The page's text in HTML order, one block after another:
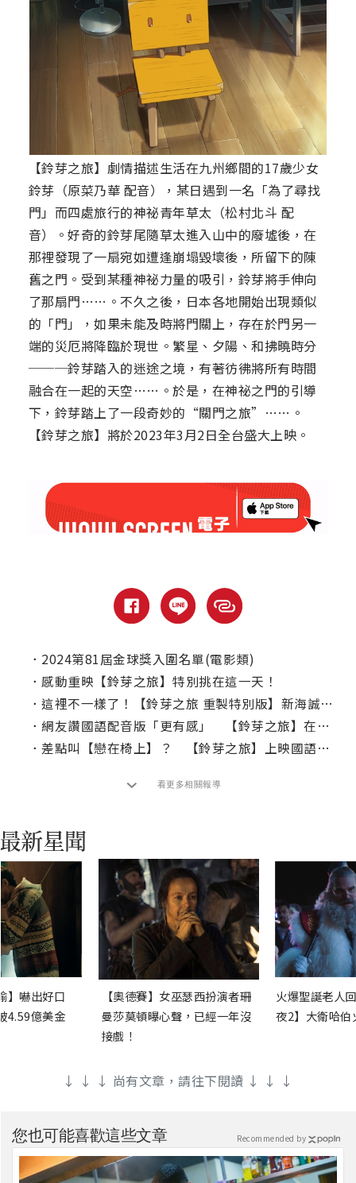
【鈴芽之旅】劇情描述生活在九州鄉間的17歲少女
鈴芽（原菜乃華 配音），某日遇到一名「為了尋找
門」而四處旅行的神祕青年草太（松村北斗 配
音）。好奇的鈴芽尾隨草太進入山中的廢墟後，在
那裡發現了一扇宛如遭逢崩塌毀壞後，所留下的陳
舊之門。受到某種神祕力量的吸引，鈴芽將手伸向
了那扇門……。不久之後，日本各地開始出現類似
的「門」，如果未能及時將門關上，存在於門另一
端的災厄將降臨於現世。繁星、夕陽、和拂曉時分
───鈴芽踏入的迷途之境，有著彷彿將所有時間
融合在一起的天空……。於是，在神祕之門的引導
下，鈴芽踏上了一段奇妙的“關門之旅”……。
【鈴芽之旅】將於2023年3月2日全台盛大上映。
． 2024第81屆金球獎入圍名單(電影類)
． 感動重映【鈴芽之旅】特別挑在這一天！
． 這裡不一樣了！【鈴芽之旅 重製特別版】新海誠親自監修273個鏡頭
． 網友讚國語配音版「更有感」 【鈴芽之旅】在台寫下新海誠電影票房新紀錄
． 差點叫【戀在椅上】？ 【鈴芽之旅】上映國語配音版
看更多相關報導
】嚇出好口
4.59億美金
【奧德賽】女巫瑟西扮演者珊
曼莎莫頓曝心聲，已經一年沒
接戲！
火爆聖誕老人
夜2】大衛哈伯
↓ ↓ ↓ 尚有文章，請往下閱讀 ↓ ↓ ↓
您也可能喜歡這些文章 Recommended by